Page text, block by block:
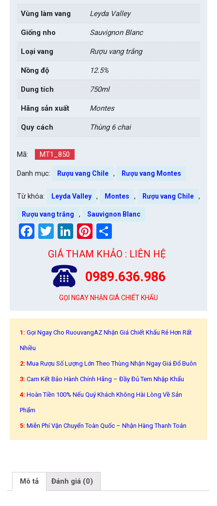
Vùng làm vang Leyda Valley
Giống nho Sauvignon Blanc
Loại vang Rượu vang trắng
Nồng độ 12.5%
Dung tích 750ml
Hãng sản xuất Montes
Quy cách Thùng 6 chai
Mã: MT1_850
Danh mục: Rượu vang Chile , Rượu vang Montes
Từ khóa: Leyda Valley , Montes , Rượu vang Chile ,
Rượu vang trắng , Sauvignon Blanc
Facebook
Twitter
LinkedIn
Pinterest
GIÁ THAM KHẢO : LIÊN HỆ
0989.636.986
GỌI NGAY NHẬN GIÁ CHIẾT KHẤU
1: Gọi Ngay Cho RuouvangAZ Nhận Giá Chiết Khấu Rẻ Hơn Rất
Nhiều
2: Mua Rượu Số Lượng Lớn Theo Thùng Nhận Ngay Giá Đổ Buôn
3: Cam Kết Bảo Hành Chính Hãng – Đầy Đủ Tem Nhập Khẩu
4: Hoàn Tiền 100% Nếu Quý Khách Không Hài Lòng Về Sản
Phẩm
5: Miễn Phí Vận Chuyển Toàn Quốc – Nhận Hàng Thanh Toán
Mô tả Đánh giá (0)